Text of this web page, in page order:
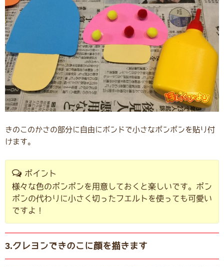
きのこのかさの部分に自由にボンドで小さなポンポンを貼り付
けます。
ポイント
様々な色のポンポンを用意しておくと楽しいです。ポン
ポンの代わりに小さく切ったフエルトを使っても可愛い
ですよ！
3.クレヨンできのこに顔を描きます